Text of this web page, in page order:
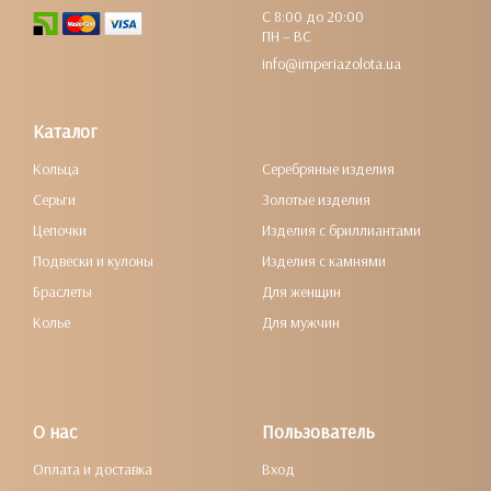
С 8:00 до 20:00
ПН – ВС
info@imperiazolota.ua
Каталог
Кольца
Серьги
Цепочки
Подвески и кулоны
Браслеты
Колье
Серебряные изделия
Золотые изделия
Изделия с бриллиантами
Изделия с камнями
Для женщин
Для мужчин
О нас
Оплата и доставка
Пользователь
Вход